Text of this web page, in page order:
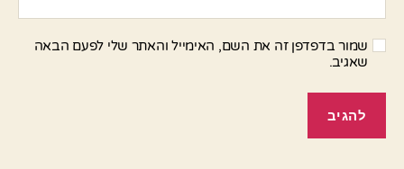
שמור בדפדפן זה את השם, האימייל והאתר שלי לפעם הבאה
שאגיב.